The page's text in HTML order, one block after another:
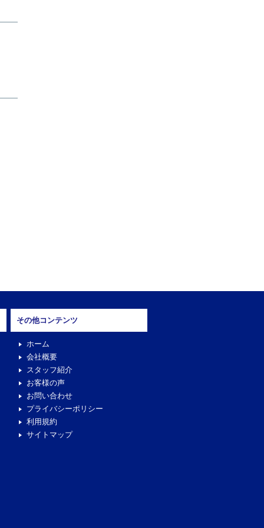
その他コンテンツ
ホーム
会社概要
スタッフ紹介
お客様の声
お問い合わせ
プライバシーポリシー
利用規約
サイトマップ